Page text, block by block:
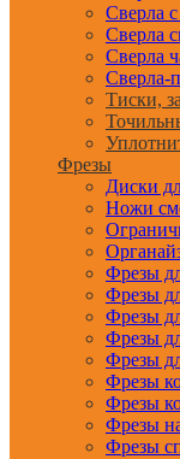
Сверла
Сверла
Сверла
Сверла-
Тиски,
Фрезы
Диски
Ножи
Фрезы
Фрезы
Фрезы
Фрезы
Фрезы
Фрезы
Фрезы
Фрезы
Фрезы